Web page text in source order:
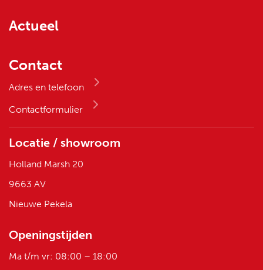
Actueel
Contact
Adres en telefoon
Contactformulier
Locatie / showroom
Holland Marsh 20
9663 AV
Nieuwe Pekela
Openingstijden
Ma t/m vr: 08:00 – 18:00